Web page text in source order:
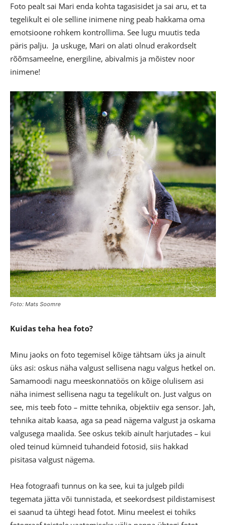
Foto pealt sai Mari enda kohta tagasisidet ja sai aru, et ta
tegelikult ei ole selline inimene ning peab hakkama oma
emotsioone rohkem kontrollima. See lugu muutis teda
päris palju. Ja uskuge, Mari on alati olnud erakordselt
rõõmsameelne, energiline, abivalmis ja mõistev noor
inimene!
Foto: Mats Soomre
Kuidas teha hea foto?
Minu jaoks on foto tegemisel kõige tähtsam üks ja ainult
üks asi: oskus näha valgust sellisena nagu valgus hetkel on.
Samamoodi nagu meeskonnatöös on kõige olulisem asi
näha inimest sellisena nagu ta tegelikult on. Just valgus on
see, mis teeb foto – mitte tehnika, objektiiv ega sensor. Jah,
tehnika aitab kaasa, aga sa pead nägema valgust ja oskama
valgusega maalida. See oskus tekib ainult harjutades – kui
oled teinud kümneid tuhandeid fotosid, siis hakkad
pisitasa valgust nägema.
Hea fotograafi tunnus on ka see, kui ta julgeb pildi
tegemata jätta või tunnistada, et seekordsest pildistamisest
ei saanud ta ühtegi head fotot. Minu meelest ei tohiks